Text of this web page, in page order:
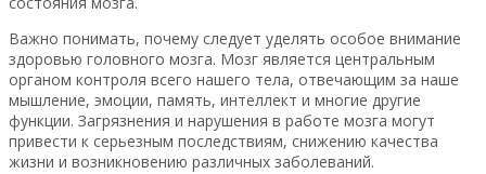
Важно понимать, почему следует уделять особое внимание
здоровью головного мозга. Мозг является центральным
органом контроля всего нашего тела, отвечающим за наше
мышление, эмоции, память, интеллект и многие другие
функции. Загрязнения и нарушения в работе мозга могут
привести к серьезным последствиям, снижению качества
жизни и возникновению различных заболеваний.